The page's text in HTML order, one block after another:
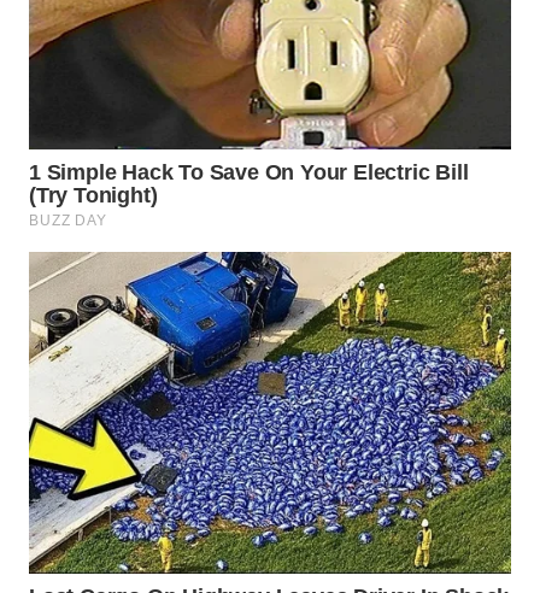
WN
INDRAMAYU
WN
MAJALENGKA
WN
SUBANG
WN
SUKABUMI
WN
PURWAKARTA
WN
PRIANGAN